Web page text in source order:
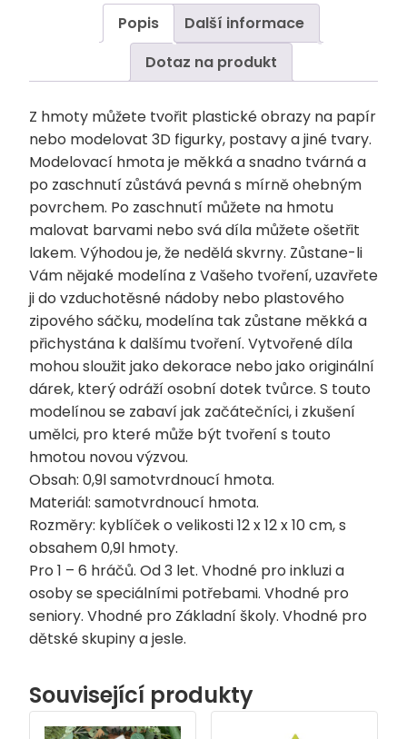
Popis
Další informace
Dotaz na produkt
Z hmoty můžete tvořit plastické obrazy na papír
nebo modelovat 3D figurky, postavy a jiné tvary.
Modelovací hmota je měkká a snadno tvárná a
po zaschnutí zůstává pevná s mírně ohebným
povrchem. Po zaschnutí můžete na hmotu
malovat barvami nebo svá díla můžete ošetřit
lakem. Výhodou je, že nedělá skvrny. Zůstane-li
Vám nějaké modelína z Vašeho tvoření, uzavřete
ji do vzduchotěsné nádoby nebo plastového
zipového sáčku, modelína tak zůstane měkká a
přichystána k dalšímu tvoření. Vytvořené díla
mohou sloužit jako dekorace nebo jako originální
dárek, který odráží osobní dotek tvůrce. S touto
modelínou se zabaví jak začátečníci, i zkušení
umělci, pro které může být tvoření s touto
hmotou novou výzvou.
Obsah: 0,9l samotvrdnoucí hmota.
Materiál: samotvrdnoucí hmota.
Rozměry: kyblíček o velikosti 12 x 12 x 10 cm, s
obsahem 0,9l hmoty.
Pro 1 – 6 hráčů. Od 3 let. Vhodné pro inkluzi a
osoby se speciálními potřebami. Vhodné pro
seniory. Vhodné pro Základní školy. Vhodné pro
dětské skupiny a jesle.
Související produkty